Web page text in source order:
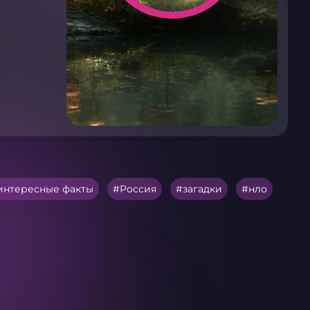
факты Россия загадки нло